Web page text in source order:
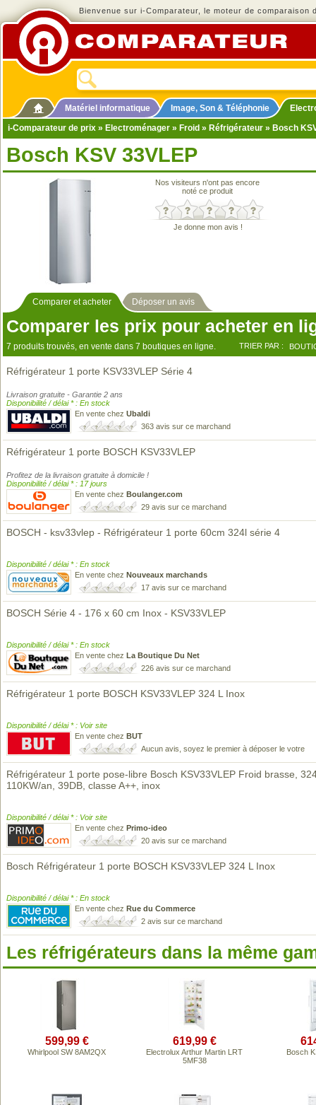
Bienvenue sur i-Comparateur, le moteur de comparaison
Matériel informatique Image, Son & Téléphonie
i-Comparateur de prix » Electroménager » Froid » Réfrigérateur » Bosch
Bosch KSV 33VLEP
Nos visiteurs n'ont pas encore
noté ce produit
Je donne mon avis !
Comparer et acheter Déposer un avis
Comparer les prix pour acheter en
7 produits trouvés, en vente dans 7 boutiques en ligne. TRIER PAR :
Réfrigérateur 1 porte KSV33VLEP Série 4
Livraison gratuite - Garantie 2 ans
Disponibilité / délai * : En stock
En vente chez Ubaldi
363 avis sur ce marchand
Réfrigérateur 1 porte BOSCH KSV33VLEP
Profitez de la livraison gratuite à domicile !
Disponibilité / délai * : 17 jours
En vente chez Boulanger.com
29 avis sur ce marchand
BOSCH - ksv33vlep - Réfrigérateur 1 porte 60cm 324l série 4
Disponibilité / délai * : En stock
En vente chez Nouveaux marchands
17 avis sur ce marchand
BOSCH Série 4 - 176 x 60 cm Inox - KSV33VLEP
Disponibilité / délai * : En stock
En vente chez La Boutique Du Net
226 avis sur ce marchand
Réfrigérateur 1 porte BOSCH KSV33VLEP 324 L Inox
Disponibilité / délai * : Voir site
En vente chez BUT
Aucun avis, soyez le premier à déposer le votre
Réfrigérateur 1 porte pose-libre Bosch KSV33VLEP Froid brasse,
110KW/an, 39DB, classe A++, inox
Disponibilité / délai * : Voir site
En vente chez Primo-ideo
20 avis sur ce marchand
Bosch Réfrigérateur 1 porte BOSCH KSV33VLEP 324 L Inox
Disponibilité / délai * : En stock
En vente chez Rue du Commerce
2 avis sur ce marchand
Les réfrigérateurs dans la même
599,99 €
Whirlpool SW 8AM2QX
619,99 €
Electrolux Arthur Martin LRT
5MF38
Bosch